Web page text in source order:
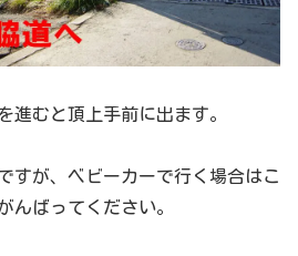
進むと頂上手前に出ます。
すが、ベビーカーで行く場合はこ
んばってください。